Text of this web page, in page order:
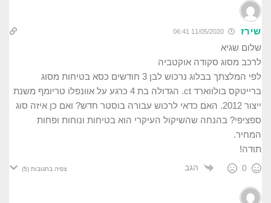
שירז
שלום שגיא
לרכב מסוג סקודה אוקטביה
לפי המלצתך בבלוג נרכוש לבן 3 חודשים כסא בטיחות מסוג
ברייטקס בולווארד ct. הגדולה בת 4 כרגע על אוונפלו טריומף משנת
ייצור 2012. האם כדאי לרכוש עבורה בוסטר חדש? ואם כן איזה סוג
ספציפי? בהנחה שהשיקול העיקרי הוא בטיחות ונוחות ופחות
המחיר.
תודה!
0 הגב צפיה בתגובות (5)